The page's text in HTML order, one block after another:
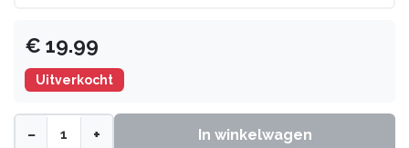
€ 19.99
Uitverkocht
− + In winkelwagen